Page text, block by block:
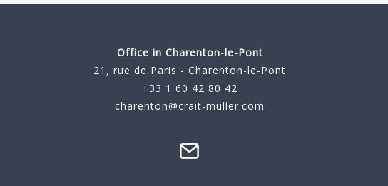
Office in Charenton-le-Pont
21, rue de Paris - Charenton-le-Pont
+33 1 60 42 80 42
charenton@crait-muller.com